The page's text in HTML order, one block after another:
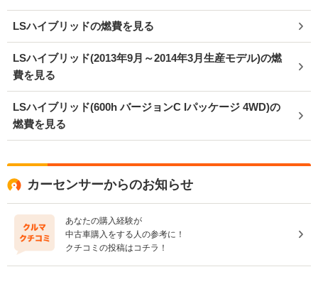
LSハイブリッドの燃費を見る
LSハイブリッド(2013年9月～2014年3月生産モデル)の燃
費を見る
LSハイブリッド(600h バージョンC Iパッケージ 4WD)の
燃費を見る
カーセンサーからのお知らせ
あなたの購入経験が
中古車購入をする人の参考に！
クチコミの投稿はコチラ！